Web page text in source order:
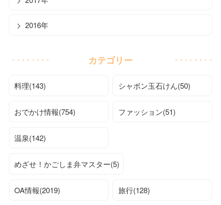
2016年
カテゴリー
料理(143) シャボン玉石けん(50)
おでかけ情報(754) ファッション(51)
温泉(142)
めざせ！かごしま弁マスター(5)
OA情報(2019) 旅行(128)